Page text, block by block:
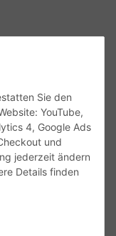
Sie den
YouTube,
4, Google Ads
und
jederzeit ändern
Details finden
und fehlerhafte
oder spezielle
Artikel können